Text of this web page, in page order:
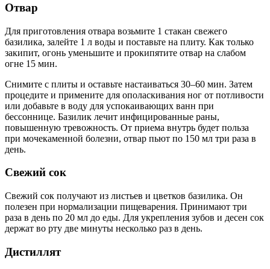
Отвар
Для приготовления отвара возьмите 1 стакан свежего
базилика, залейте 1 л воды и поставьте на плиту. Как только
закипит, огонь уменьшите и прокипятите отвар на слабом
огне 15 мин.
Снимите с плиты и оставьте настаиваться 30–60 мин. Затем
процедите и примените для ополаскивания ног от потливости
или добавьте в воду для успокаивающих ванн при
бессоннице. Базилик лечит инфицированные раны,
повышенную тревожность. От приема внутрь будет польза
при мочекаменной болезни, отвар пьют по 150 мл три раза в
день.
Свежий сок
Свежий сок получают из листьев и цветков базилика. Он
полезен при нормализации пищеварения. Принимают три
раза в день по 20 мл до еды. Для укрепления зубов и десен сок
держат во рту две минуты несколько раз в день.
Дистиллят